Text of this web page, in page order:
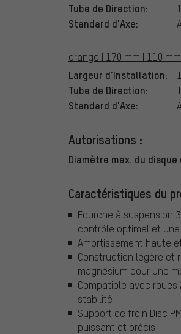
Tube de Direction:
Standard d'Axe:
orange | 170 mm | 110
Largeur d'Installation:
Tube de Direction:
Standard d'Axe:
Autorisations :
Diamètre max. du
Caractéristiques du
Fourche à suspension
contrôle optimal et
Amortissement haute
Construction légère et
magnésium pour une
Compatible avec
stabilité
Support de frein Disc
puissant et précis